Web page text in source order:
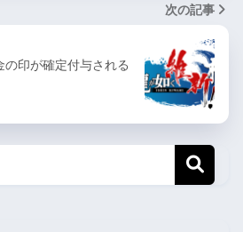
次の記事
の印が確定付与される